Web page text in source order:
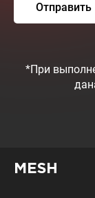
Отправить
*При
MESH